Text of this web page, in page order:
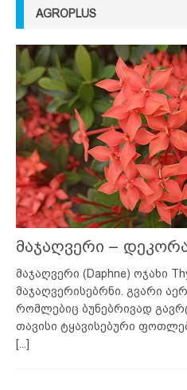
AGROPLUS
მაჯაღვერი –
მაჯაღვერი (Daphne) ოჯახი
მაჯაღვერისებრნი. გვარი
რომლებიც ბუნებრივად
თავისი ტყავისებური
[...]